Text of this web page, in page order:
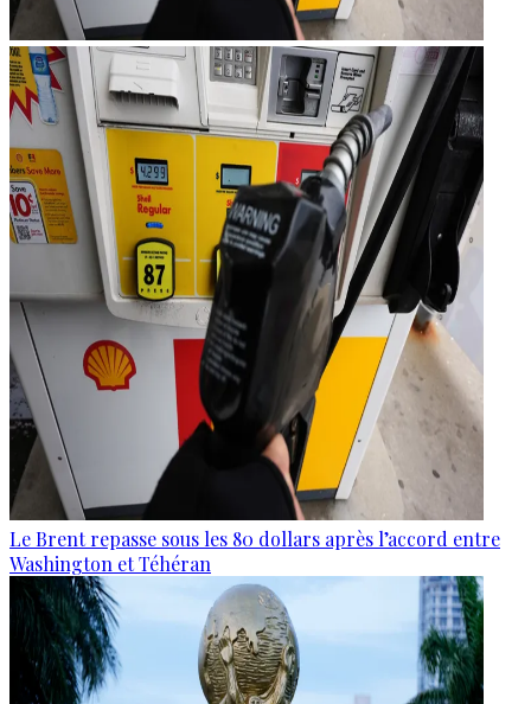
Le Brent repasse sous les 80 dollars après l’accord entre
Washington et Téhéran